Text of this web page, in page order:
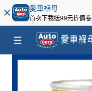
愛車褓母
首次下載送99元折價卷